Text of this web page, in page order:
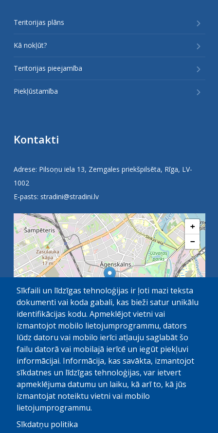
Teritorijas plāns
Kā nokļūt?
Teritorijas pieejamība
Piekļūstamība
Kontakti
Adrese: Pilsoņu iela 13, Zemgales priekšpilsēta, Rīga, LV-
1002
E-pasts: stradini@stradini.lv
+
−
1 km OpenStreetMap contributors
Sīkfaili un līdzīgas tehnoloģijas ir ļoti mazi teksta
dokumenti vai koda gabali, kas bieži satur unikālu
identifikācijas kodu. Apmeklējot vietni vai
izmantojot mobilo lietojumprogrammu, dators
lūdz datoru vai mobilo ierīci atļauju saglabāt šo
failu datorā vai mobilajā ierīcē un iegūt piekļuvi
informācijai. Informācija, kas savākta, izmantojot
sīkdatnes un līdzīgas tehnoloģijas, var ietvert
apmeklējuma datumu un laiku, kā arī to, kā jūs
izmantojat noteiktu vietni vai mobilo
lietojumprogrammu.
Sīkdatņu politika